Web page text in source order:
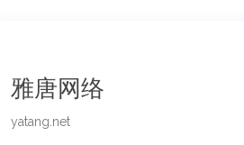
雅唐网络
yatang.net